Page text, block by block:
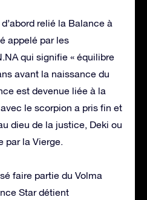
relié la Balance à
appelé par les
qui signifie « équilibre
avant la naissance du
est devenue liée à la
le scorpion a pris fin et
dieu de la justice, Deki ou
par la Vierge.
faire partie du Volma
Star détient